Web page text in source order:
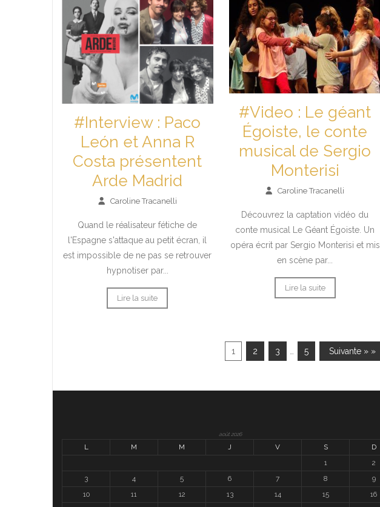
#Interview : Paco
León et Anna R
Costa présentent
Arde Madrid
Caroline Tracanelli
Quand le réalisateur fétiche de
l'Espagne s'attaque au petit écran, il
est impossible de ne pas se retrouver
hypnotiser par...
Lire la suite
#Video : Le géant
Égoiste, le conte
musical de Sergio
Monterisi
Caroline Tracanelli
Découvrez la captation vidéo du
conte musical Le Géant Égoiste. Un
opéra écrit par Sergio Monterisi et mis
en scène par...
Lire la suite
1 2 3 5 Suivante » »
août 2026
L M M J V S
D
1
2
3
4 5 6 7 8
9
10
11 12 13 14 15
16